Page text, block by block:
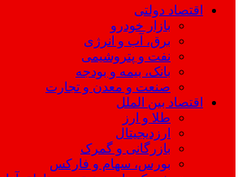
اقتصاد دولتی
بازار خودرو
برق، آب و انرژی
نفت و پتروشیمی
بانک، بیمه و بودجه
صنعت و معدن و تجارت
اقتصاد بین الملل
طلا و ارز
ارزدیجیتال
بازرگانی و گمرک
بورس، سهام و فارکس